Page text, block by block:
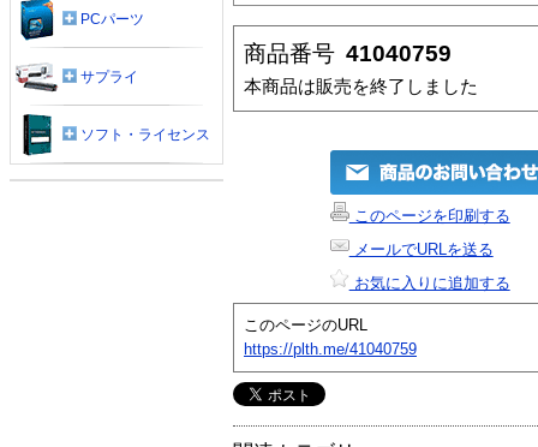
商品番号 41040759
本商品は販売を終了しました
このページを印刷する
メールでURLを送る
お気に入りに追加する
このページのURL
https://plth.me/41040759
PCパーツ
サプライ
ソフト・ライセンス